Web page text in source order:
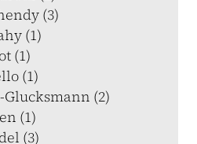
(3)
(1)
(1)
(1)
(2)
(1)
(3)